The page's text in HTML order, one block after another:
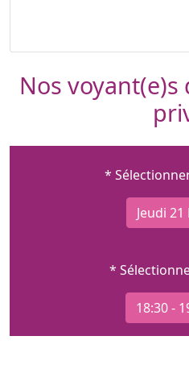
Nos
*
Jeudi 21
*
18:30 -